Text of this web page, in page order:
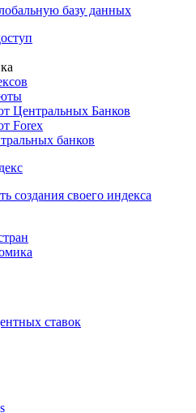
базу данных
Центральных Банков
Forex
банков
создания своего индекса
ставок